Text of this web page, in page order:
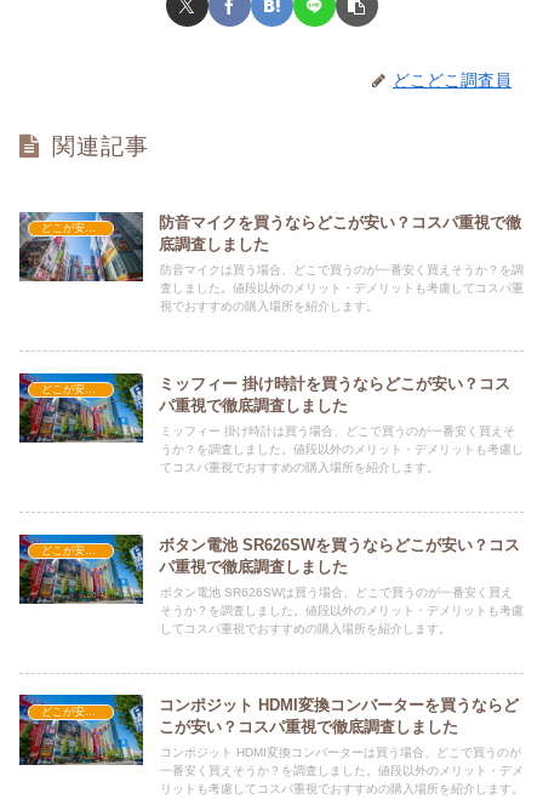
どこどこ調査員
関連記事
防音マイクを買うならどこが安い？コスパ重視で徹
底調査しました
防音マイクは買う場合、どこで買うのが一番安く買えそうか？を調
査しました。値段以外のメリット・デメリットも考慮してコスパ重
視でおすすめの購入場所を紹介します。
ミッフィー 掛け時計を買うならどこが安い？コス
パ重視で徹底調査しました
ミッフィー 掛け時計は買う場合、どこで買うのが一番安く買えそ
うか？を調査しました。値段以外のメリット・デメリットも考慮し
てコスパ重視でおすすめの購入場所を紹介します。
ボタン電池 SR626SWを買うならどこが安い？コス
パ重視で徹底調査しました
ボタン電池 SR626SWは買う場合、どこで買うのが一番安く買え
そうか？を調査しました。値段以外のメリット・デメリットも考慮
してコスパ重視でおすすめの購入場所を紹介します。
コンポジット HDMI変換コンバーターを買うならど
こが安い？コスパ重視で徹底調査しました
コンポジット HDMI変換コンバーターは買う場合、どこで買うのが
一番安く買えそうか？を調査しました。値段以外のメリット・デメ
リットも考慮してコスパ重視でおすすめの購入場所を紹介します。